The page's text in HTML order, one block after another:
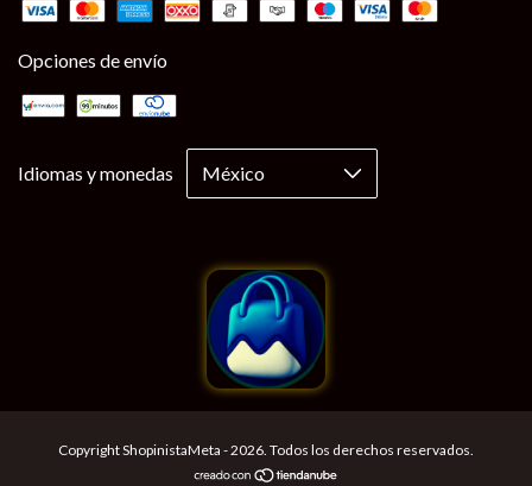
Opciones de envío
Idiomas y monedas
Copyright ShopinistaMeta - 2026. Todos los derechos reservados.